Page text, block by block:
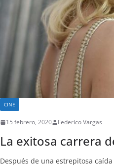
CINE
15 febrero, 2020 Federico Vargas
La exitosa carrera
Después de una estrepitosa